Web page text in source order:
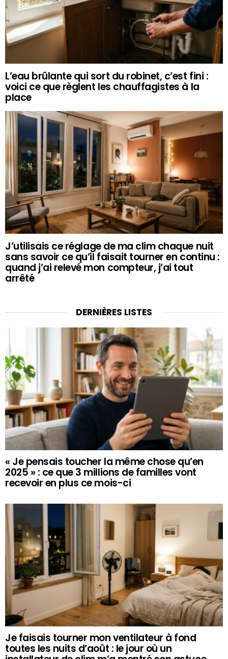
L’eau brûlante qui sort du robinet, c’est fini :
voici ce que règlent les chauffagistes à la
place
J’utilisais ce réglage de ma clim chaque nuit
sans savoir ce qu’il faisait tourner en continu :
quand j’ai relevé mon compteur, j’ai tout
arrêté
DERNIÈRES LISTES
« Je pensais toucher la même chose qu’en
2025 » : ce que 3 millions de familles vont
recevoir en plus ce mois-ci
Je faisais tourner mon ventilateur à fond
toutes les nuits d’août : le jour où un